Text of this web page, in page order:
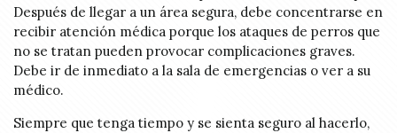
Después de llegar a un área segura, debe concentrarse en
recibir atención médica porque los ataques de perros que
no se tratan pueden provocar complicaciones graves.
Debe ir de inmediato a la sala de emergencias o ver a su
médico.
Siempre que tenga tiempo y se sienta seguro al hacerlo,